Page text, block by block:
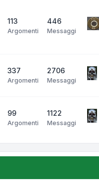
113
Argomenti
446
Messaggi
337
Argomenti
2706
Messaggi
99
Argomenti
1122
Messaggi